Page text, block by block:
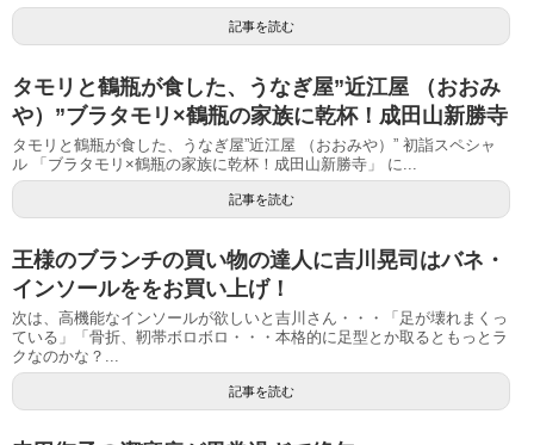
記事を読む
タモリと鶴瓶が食した、うなぎ屋”近江屋 （おおみ
や）”ブラタモリ×鶴瓶の家族に乾杯！成田山新勝寺
タモリと鶴瓶が食した、うなぎ屋”近江屋 （おおみや）” 初詣スペシャ
ル 「ブラタモリ×鶴瓶の家族に乾杯！成田山新勝寺」 に...
記事を読む
王様のブランチの買い物の達人に吉川晃司はバネ・
インソールををお買い上げ！
次は、高機能なインソールが欲しいと吉川さん・・・「足が壊れまくっ
ている」「骨折、靭帯ボロボロ・・・本格的に足型とか取るともっとラ
クなのかな？...
記事を読む